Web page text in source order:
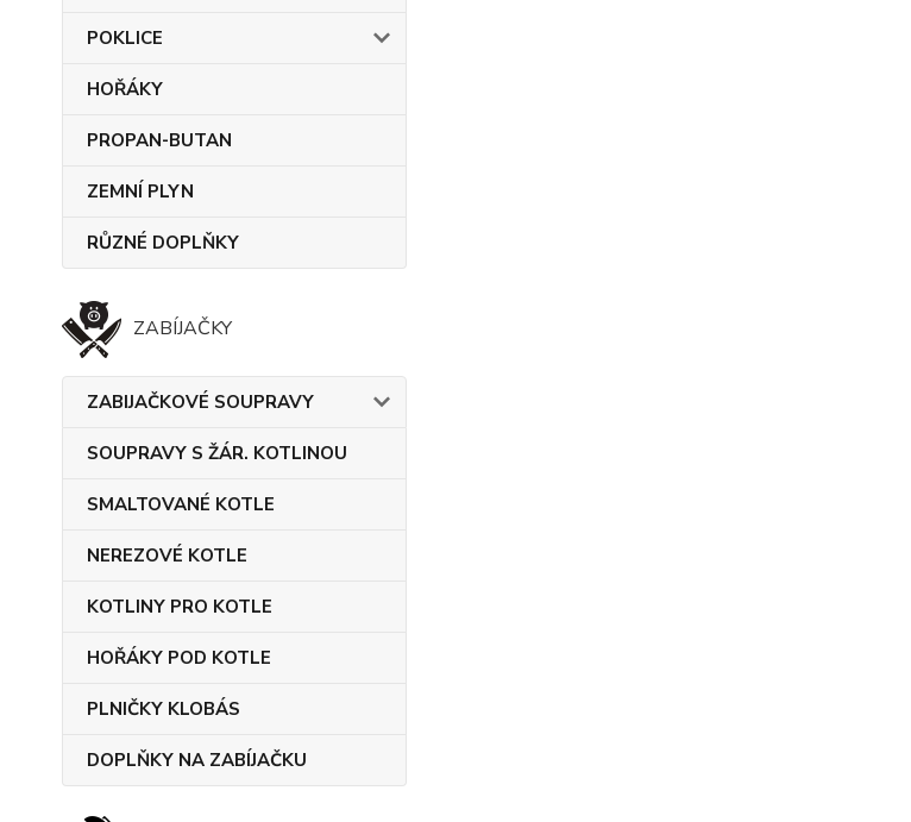
POKLICE
HOŘÁKY
PROPAN-BUTAN
ZEMNÍ PLYN
RŮZNÉ DOPLŇKY
ZABÍJAČKY
ZABIJAČKOVÉ SOUPRAVY
SOUPRAVY S ŽÁR. KOTLINOU
SMALTOVANÉ KOTLE
NEREZOVÉ KOTLE
KOTLINY PRO KOTLE
HOŘÁKY POD KOTLE
PLNIČKY KLOBÁS
DOPLŇKY NA ZABÍJAČKU